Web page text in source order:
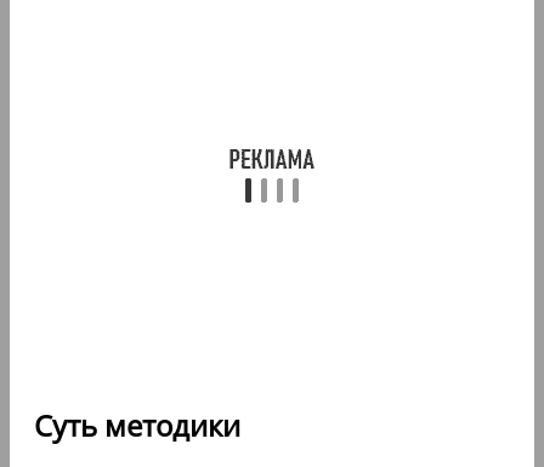
Суть методики